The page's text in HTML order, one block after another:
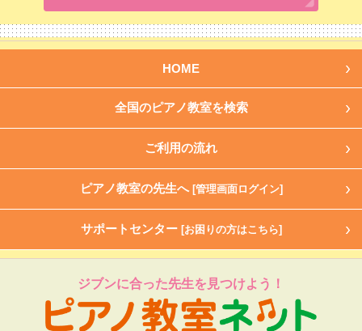
HOME
全国のピアノ教室を検索
ご利用の流れ
ピアノ教室の先生へ [管理画面ログイン]
サポートセンター [お困りの方はこちら]
ジブンに合った先生を見つけよう！